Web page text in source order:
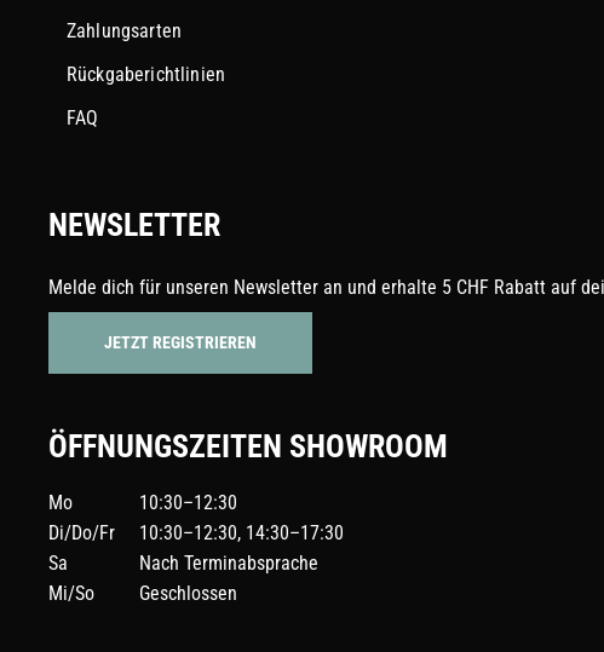
Zahlungsarten
Rückgaberichtlinien
FAQ
NEWSLETTER
Melde dich für unseren Newsletter an und erhalte 5 CHF Rabatt auf
JETZT REGISTRIEREN
ÖFFNUNGSZEITEN SHOWROOM
Mo
10:30–12:30
Di/Do/Fr
10:30–12:30, 14:30–17:30
Sa
Nach Terminabsprache
Mi/So
Geschlossen